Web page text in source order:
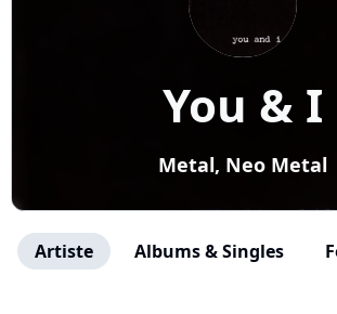
You & I
Metal, Neo Metal
Artiste Albums & Singles